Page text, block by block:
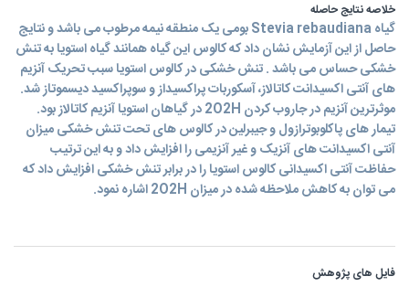
خلاصه نتایج حاصله
گیاه Stevia rebaudiana بومی یک منطقه نیمه مرطوب می باشد و نتایج
حاصل از این آزمایش نشان داد که کالوس این گیاه همانند گیاه استویا به تنش
خشکی حساس می باشد . تنش خشکی در کالوس استویا سبب تحریک آنزیم
های آنتی اکسیدانت کاتالاز، آسکوربات پراکسیداز و سوپراکسید دیسموتاز شد.
موثرترین آنزیم در جاروب کردن 2O2H در گیاهان استویا آنزیم کاتالاز بود.
تیمار های پاکلوبوترازول و جیبرلین در کالوس های تحت تنش خشکی میزان
آنتی اکسیدانت های آنزیک و غیر آنزیمی را افزایش داد و به این ترتیب
حفاظت آنتی اکسیدانی کالوس استویا را در برابر تنش خشکی افزایش داد که
می توان به کاهش ملاحظه شده در میزان 2O2H اشاره نمود.
فایل های پژوهش